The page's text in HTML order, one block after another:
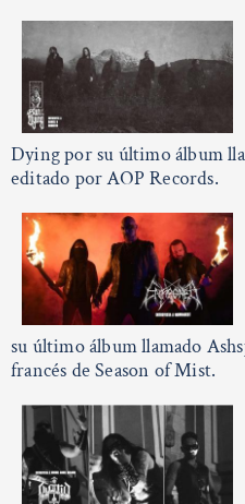
Dying por su último álbum
editado por AOP Records.
su último álbum llamado
francés de Season of Mist.